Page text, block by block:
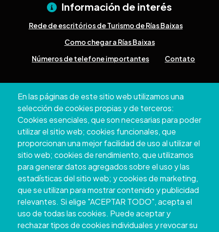
En las páginas de este sitio web utilizamos una
selección de cookies propias y de terceros:
Cookies esenciales, que son necesarias para poder
utilizar el sitio web; cookies funcionales, que
proporcionan una mejor facilidad de uso al utilizar el
sitio web; cookies de rendimiento, que utilizamos
para generar datos agregados sobre el uso y las
estadísticas del sitio web; y cookies de marketing,
que se utilizan para mostrar contenido y publicidad
relevantes. Si elige "ACEPTAR TODO", acepta el
uso de todas las cookies. Puede aceptar y
rechazar tipos de cookies individuales y revocar su
Información de interés
Rede de escritórios de Turismo de Rías Baixas
Como chegar a Rías Baixas
Números de telefone importantes
Contato
Pontevedra
+34 986 804 100 | +34 986 804 124